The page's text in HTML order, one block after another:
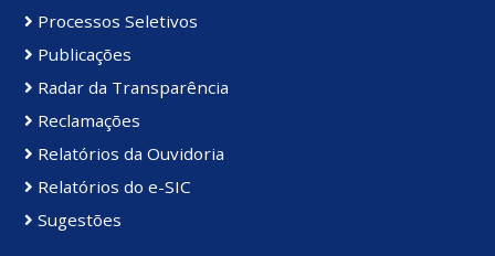
Processos Seletivos
Publicações
Radar da Transparência
Reclamações
Relatórios da Ouvidoria
Relatórios do e-SIC
Sugestões